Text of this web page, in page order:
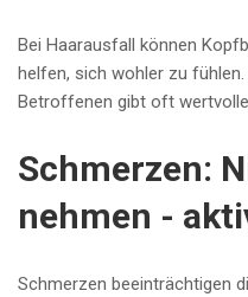
Bei Haarausfall können
helfen, sich wohler zu
Betroffenen gibt oft
Schmerzen:
nehmen -
Schmerzen beeinträchtigen